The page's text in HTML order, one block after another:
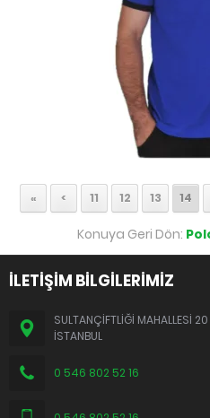
« < 11 12 13 14
Konuya Geri Dön:
İLETİŞİM BİLGİLERİMİZ
SULTANÇİFTLİĞİ MAHALLESİ
İSTANBUL
0 546 802 52 16